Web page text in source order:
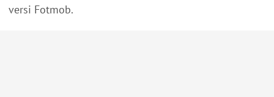
versi Fotmob.